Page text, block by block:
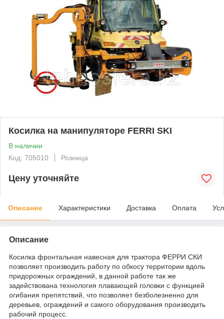
Косилка на манипуляторе FERRI SKI
В наличии
Код: 705010
Розница
Цену уточняйте
Описание Характеристики Доставка Оплата
Описание
Косилка фронтальная навесная для трактора ФЕРРИ СКИ
позволяет производить работу по обкосу территории вдоль
придорожных ограждений, в данной работе так же
задействована технология плавающей головки с функцией
огибания препятствий, что позволяет безболезненно для
деревьев, ограждений и самого оборудования производить
рабочий процесс.